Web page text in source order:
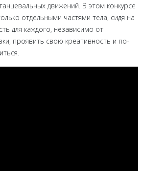
движений. В этом конкурсе
отдельными частями тела, сидя на
для каждого, независимо от
проявить свою креативность и по-